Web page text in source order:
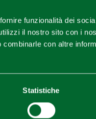
funzionalità dei
il nostro sito con i
con altre
Statistiche
al
a km